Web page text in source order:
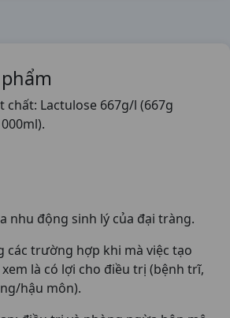
chất: Lactulose 667g/l (667g
nhu động sinh lý của đại tràng.
trường hợp khi mà việc tạo
là có lợi cho điều trị (bệnh trĩ,
hậu môn).